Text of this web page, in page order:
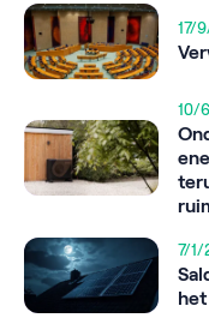
17/
10/
7/1/